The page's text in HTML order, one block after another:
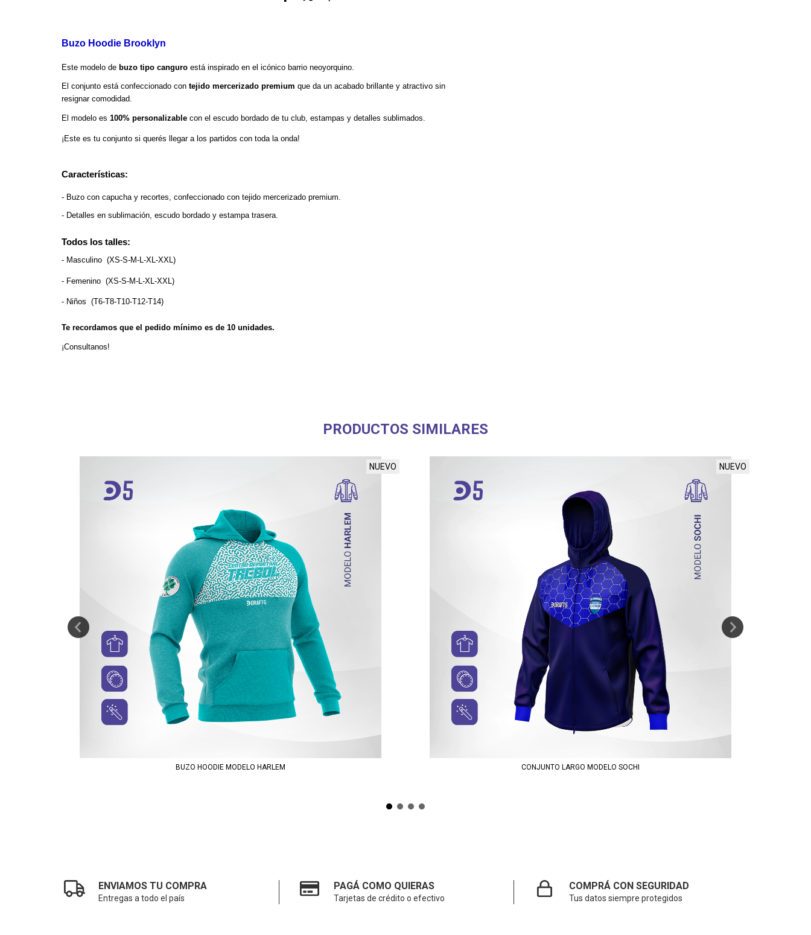
Buzo Hoodie Brooklyn
Este modelo de buzo tipo canguro está inspirado en el icónico barrio neoyorquino.
El conjunto está confeccionado con tejido mercerizado premium que da un acabado brillante y atractivo sin
resignar comodidad.
El modelo es 100% personalizable con el escudo bordado de tu club, estampas y detalles sublimados.
¡Este es tu conjunto si querés llegar a los partidos con toda la onda!
Características:
- Buzo con capucha y recortes, confeccionado con tejido mercerizado premium.
- Detalles en sublimación, escudo bordado y estampa trasera.
Todos los talles:
- Masculino  (XS-S-M-L-XL-XXL)
- Femenino  (XS-S-M-L-XL-XXL)
- Niños  (T6-T8-T10-T12-T14)
Te recordamos que el pedido mínimo es de 10 unidades.
¡Consultanos!
PRODUCTOS SIMILARES
NUEVO
BUZO HOODIE MODELO HARLEM
NUEVO
CONJUNTO LARGO MODELO SOCHI
ENVIAMOS TU COMPRA
Entregas a todo el país
PAGÁ COMO QUIERAS
Tarjetas de crédito o efectivo
COMPRÁ CON SEGURIDAD
Tus datos siempre protegidos